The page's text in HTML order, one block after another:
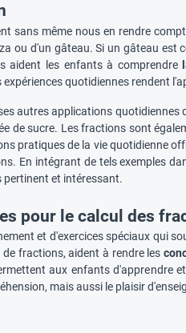
sans même nous en rendre
ou d'un gâteau. Si un gâteau
aident les enfants à comprendre
quotidiennes rendent
autres applications
de sucre. Les fractions sont
pratiques de la vie quotidienne
En intégrant de tels exemples
pertinent et intéressant.
pour le calcul des
et d'exercices spéciaux qui
fractions, aident à rendre les
aux enfants d'apprendre
mais aussi le plaisir